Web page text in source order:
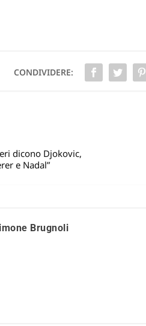
CONDIVIDERE:
dicono Djokovic,
e Nadal”
Brugnoli